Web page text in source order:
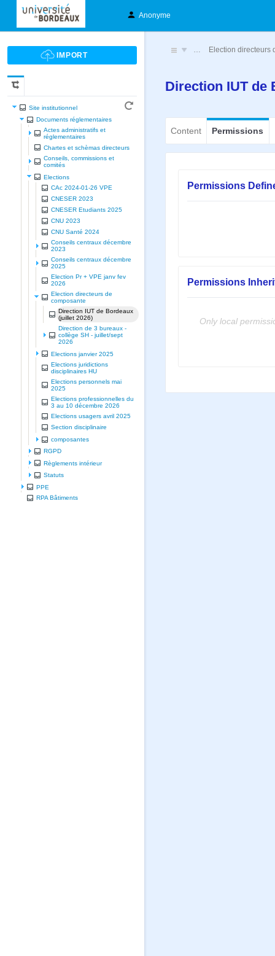
Anonyme
Site institutionnel
Documents réglementaires
Actes administratifs et
réglementaires
Chartes et schèmas directeurs
Conseils, commissions et
comités
Elections
CAc 2024-01-26 VPE
CNESER 2023
CNESER Etudiants 2025
CNU 2023
CNU Santé 2024
Conseils centraux décembre
2023
Conseils centraux décembre
2025
Election Pr + VPE janv fev
2026
Election directeurs de
composante
Direction IUT de Bordeaux
(juillet 2026)
Direction de 3 bureaux -
collège SH - juillet/sept
2026
Elections janvier 2025
Elections juridictions
disciplinaires HU
Elections personnels mai
2025
Elections professionnelles du
3 au 10 décembre 2026
Elections usagers avril 2025
Section disciplinaire
composantes
RGPD
Règlements intérieur
Statuts
PPE
RPA Bâtiments
… Election directeurs
Direction IUT de
Content Permissions
Permissions
Permissions
Only local